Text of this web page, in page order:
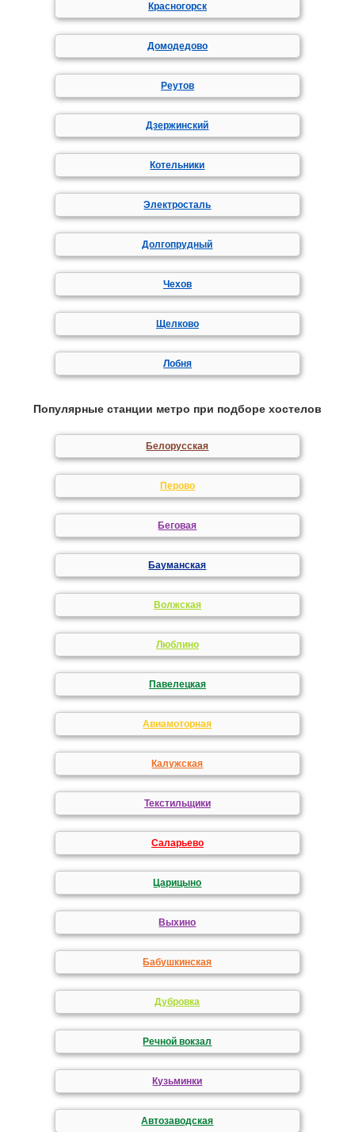
Красногорск
Домодедово
Реутов
Дзержинский
Котельники
Электросталь
Долгопрудный
Чехов
Щелково
Лобня
Популярные станции метро при подборе хостелов
Белорусская
Перово
Беговая
Бауманская
Волжская
Люблино
Павелецкая
Авиамоторная
Калужская
Текстильщики
Саларьево
Царицыно
Выхино
Бабушкинская
Дубровка
Речной вокзал
Кузьминки
Автозаводская